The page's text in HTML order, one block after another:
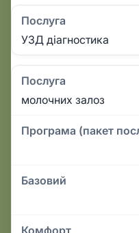
Послуга
УЗД діагностика
Послуга
молочних залоз
Програма (пакет
Базовий
Комфорт